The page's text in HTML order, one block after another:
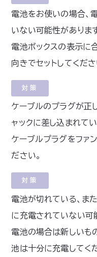
電池をお使いの場合、
いない可能性があります
電池ボックスの表示に
向きでセットしてくださ
対策
ケーブルのプラグが正
ャックに差し込まれて
ケーブルプラグをファ
ださい。
対策
電池が切れている、ま
に充電されていない可
電池の場合は新しいも
池は十分に充電してく